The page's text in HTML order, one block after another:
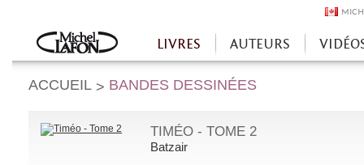
Accueil
LIVRES AUTEURS
ACCUEIL > BANDES DESSINÉES
TIMÉO - TOME 2
Batzair